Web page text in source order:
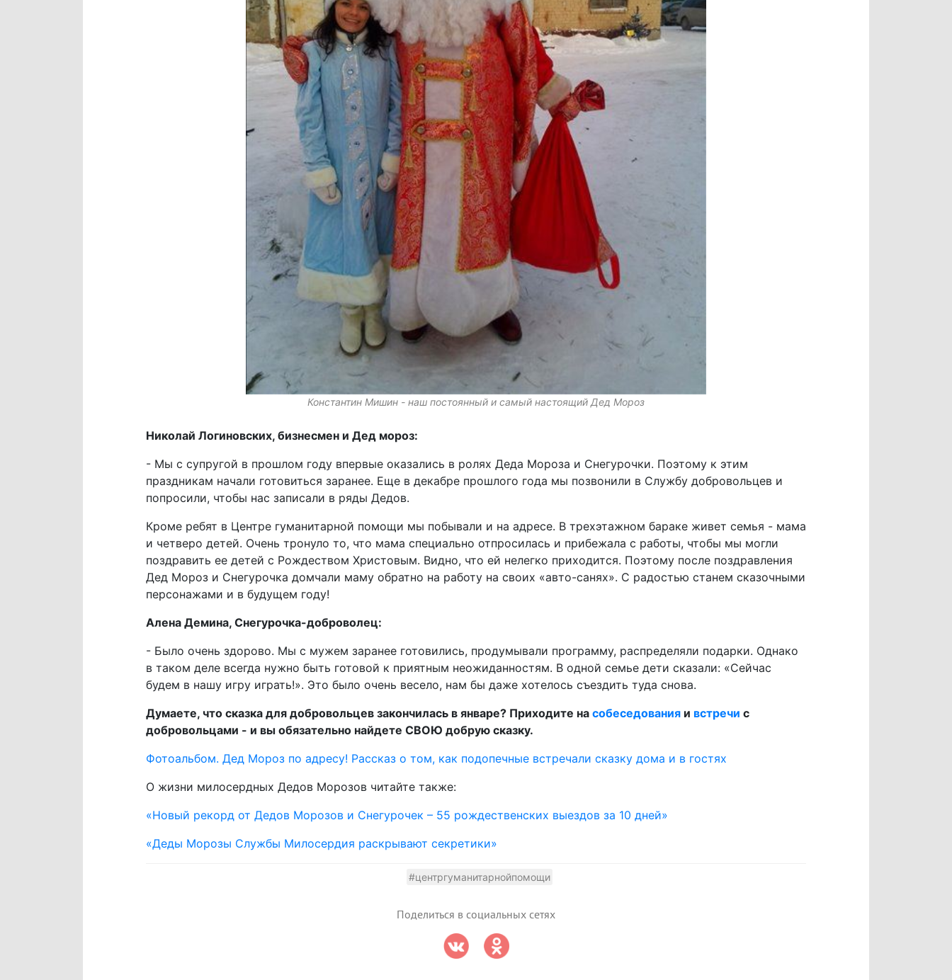
Константин Мишин - наш постоянный и самый настоящий Дед Мороз
Николай Логиновских, бизнесмен и Дед мороз:
- Мы с супругой в прошлом году впервые оказались в ролях Деда Мороза и Снегурочки. Поэтому к этим
праздникам начали готовиться заранее. Еще в декабре прошлого года мы позвонили в Службу добровольцев и
попросили, чтобы нас записали в ряды Дедов.
Кроме ребят в Центре гуманитарной помощи мы побывали и на адресе. В трехэтажном бараке живет семья - мама
и четверо детей. Очень тронуло то, что мама специально отпросилась и прибежала с работы, чтобы мы могли
поздравить ее детей с Рождеством Христовым. Видно, что ей нелегко приходится. Поэтому после поздравления
Дед Мороз и Снегурочка домчали маму обратно на работу на своих «авто-санях». С радостью станем сказочными
персонажами и в будущем году!
Алена Демина, Снегурочка-доброволец:
- Было очень здорово. Мы с мужем заранее готовились, продумывали программу, распределяли подарки. Однако
в таком деле всегда нужно быть готовой к приятным неожиданностям. В одной семье дети сказали: «Сейчас
будем в нашу игру играть!». Это было очень весело, нам бы даже хотелось съездить туда снова.
Думаете, что сказка для добровольцев закончилась в январе? Приходите на собеседованияи встречи с
добровольцами - и вы обязательно найдете СВОЮ добрую сказку.
Фотоальбом. Дед Мороз по адресу! Рассказ о том, как подопечные встречали сказку дома и в гостях
О жизни милосердных Дедов Морозов читайте также:
«Новый рекорд от Дедов Морозов и Снегурочек – 55 рождественских выездов за 10 дней»
«Деды Морозы Службы Милосердия раскрывают секретики»
#центргуманитарнойпомощи
Поделиться в социальных сетях